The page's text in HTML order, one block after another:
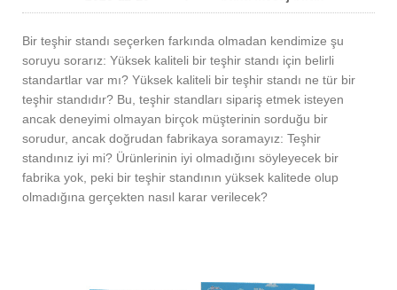
Bir teşhir standı seçerken farkında olmadan kendimize şu
soruyu sorarız: Yüksek kaliteli bir teşhir standı için belirli
standartlar var mı? Yüksek kaliteli bir teşhir standı ne tür bir
teşhir standıdır? Bu, teşhir standları sipariş etmek isteyen
ancak deneyimi olmayan birçok müşterinin sorduğu bir
sorudur, ancak doğrudan fabrikaya soramayız: Teşhir
standınız iyi mi? Ürünlerinin iyi olmadığını söyleyecek bir
fabrika yok, peki bir teşhir standının yüksek kalitede olup
olmadığına gerçekten nasıl karar verilecek?